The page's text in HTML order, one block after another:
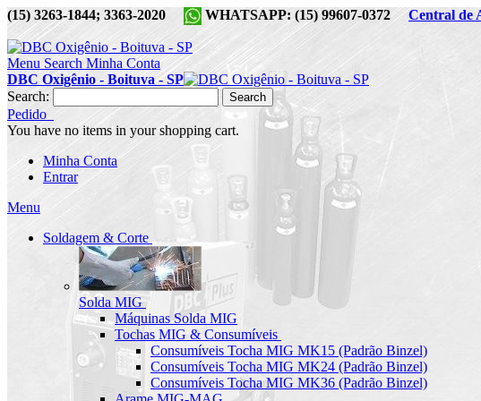
(15) 3263-1844; 3363-2020 WHATSAPP: (15) 99607-0372 Central de
Menu Search Minha Conta
DBC Oxigênio - Boituva - SP
Search:
Search
Pedido
You have no items in your shopping cart.
Minha Conta
Entrar
Menu
Soldagem & Corte
Solda MIG
Máquinas Solda MIG
Tochas MIG & Consumíveis
Consumíveis Tocha MIG MK15 (Padrão Binzel)
Consumíveis Tocha MIG MK24 (Padrão Binzel)
Consumíveis Tocha MIG MK36 (Padrão Binzel)